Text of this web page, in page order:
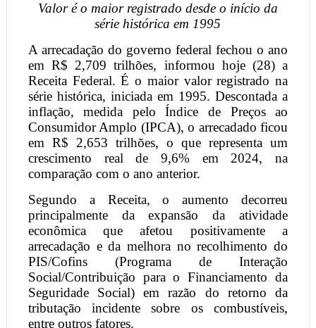
Valor é o maior registrado desde o início da
série histórica em 1995
A arrecadação do governo federal fechou o ano
em R$ 2,709 trilhões, informou hoje (28) a
Receita Federal. É o maior valor registrado na
série histórica, iniciada em 1995. Descontada a
inflação, medida pelo Índice de Preços ao
Consumidor Amplo (IPCA), o arrecadado ficou
em R$ 2,653 trilhões, o que representa um
crescimento real de 9,6% em 2024, na
comparação com o ano anterior.
Segundo a Receita, o aumento decorreu
principalmente da expansão da atividade
econômica que afetou positivamente a
arrecadação e da melhora no recolhimento do
PIS/Cofins (Programa de Interação
Social/Contribuição para o Financiamento da
Seguridade Social) em razão do retorno da
tributação incidente sobre os combustíveis,
entre outros fatores.